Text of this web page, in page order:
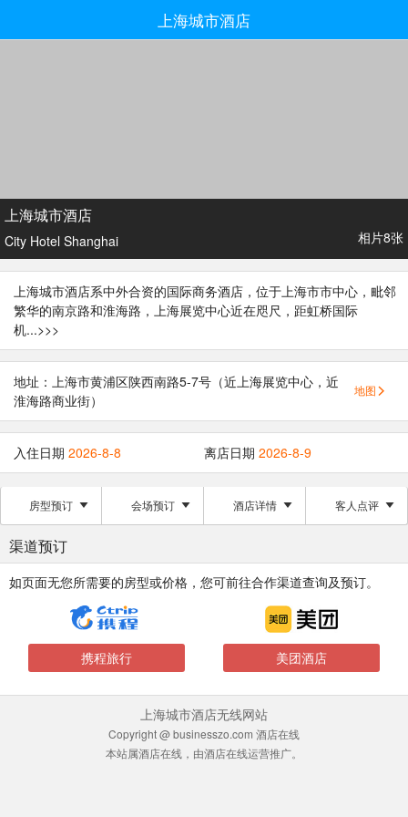
上海城市酒店
上海城市酒店
City Hotel Shanghai 相片8张
上海城市酒店系中外合资的国际商务酒店，位于上海市市中心，毗邻
繁华的南京路和淮海路，上海展览中心近在咫尺，距虹桥国际
机...>>>
地址：上海市黄浦区陕西南路5-7号（近上海展览中心，近
淮海路商业街）
地图
入住日期 2026-8-8 离店日期 2026-8-9
房型预订 会场预订 酒店详情 客人点评
渠道预订
如页面无您所需要的房型或价格，您可前往合作渠道查询及预订。
携程旅行 美团酒店
上海城市酒店无线网站
Copyright @ businesszo.com 酒店在线
本站属酒店在线，由酒店在线运营推广。